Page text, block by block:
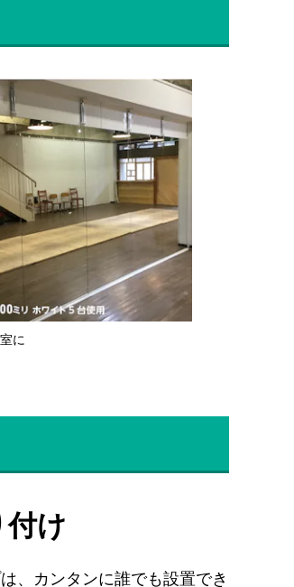
に
け
、カンタンに誰でも設置でき